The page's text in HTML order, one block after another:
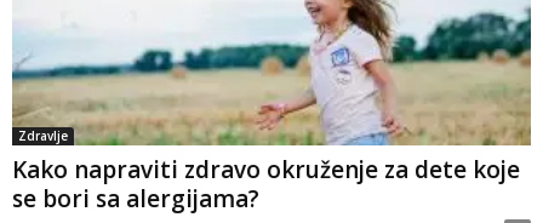
Zdravlje
Kako napraviti zdravo okruženje za dete koje
se bori sa alergijama?